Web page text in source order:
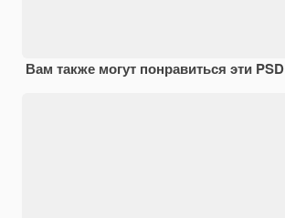
Вам также могут понравиться эти PSD